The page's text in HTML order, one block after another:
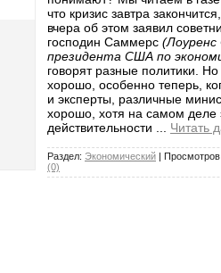
что кризис завтра
вчера об этом заявил
господин Саммерс (Лоуренс
президента США по
говорят разные политики.
хорошо, особенно теперь,
и эксперты, различные
хорошо, хотя на самом деле
действительности
Читать
Раздел: Экономический |
(0)